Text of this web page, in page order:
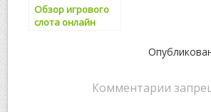
Обзор игрового
слота онлайн
Комментарии